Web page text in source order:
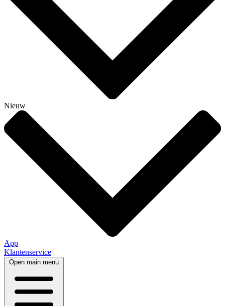
Nieuw
App
Klantenservice
Open main menu